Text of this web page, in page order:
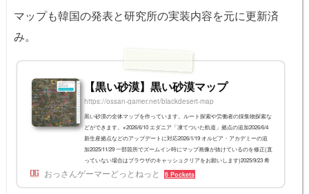
士の枝2アテシュサラ：採鉱...
マップも韓国の発表と研究所の実装内容を元に更新済
み。
【黒い砂漠】黒い砂漠マップ
https://ossan-gamer.net/blackdesert-map
黒い砂漠の全体マップを作っています。ルート探索や労働者の採集物探索な
どができます。※2026/6/10 エダニア「凍てついた軌道」拠点の追加2026/6/4
新生産拠点などのアップデートに対応2026/1/19 オルビア・アカデミーの追
加2025/11/29 一部箇所でズームイン時にマップ画像が抜けているのを修正(直
っていない場合はブラウザのキャッシュクリアをお願いします)2025/9/23 希
望渡し場 - ハルマド島間を修正2025/8/25 大暗斑の拠点名を修正2025/8/21 エ
おっさんゲーマーどっとねっと 6 Pockets